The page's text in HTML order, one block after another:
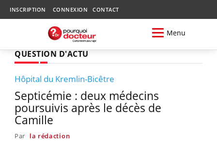
INSCRIPTION CONNEXION CONTACT
Menu
QUESTION D'ACTU
Hôpital du Kremlin-Bicêtre
Septicémie : deux médecins
poursuivis après le décès de
Camille
Par la rédaction